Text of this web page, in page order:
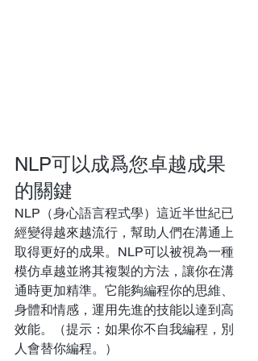
NLP可以成爲您卓越成果
的關鍵
NLP（身心語言程式學）這近半世紀已
經變得越來越流行，幫助人們在溝通上
取得更好的成果。NLP可以被視為一種
模仿卓越並將其複製的方法，讓你在溝
通時更加精準。它能夠編程你的思維、
身體和情感，運用先進的技能以達到高
效能。（提示：如果你不自我編程，別
人會替你編程。）